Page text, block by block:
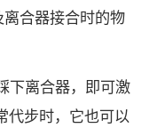
离合器接合时的物
下离合器，即可激
代步时，它也可以